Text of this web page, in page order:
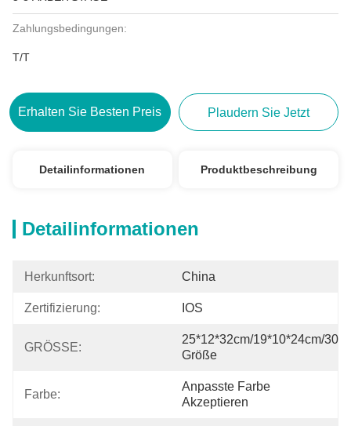
Zahlungsbedingungen:
T/T
Erhalten Sie Besten Preis Plaudern Sie Jetzt
Detailinformationen Produktbeschreibung
Detailinformationen
Herkunftsort: China
Zertifizierung: IOS
GRÖSSE:
25*12*32cm/19*10*24cm/
Größe
Farbe:
Anpasste Farbe
Akzeptieren